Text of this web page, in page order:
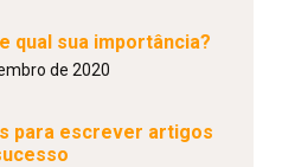
qual sua importância?
de 2020
para escrever artigos